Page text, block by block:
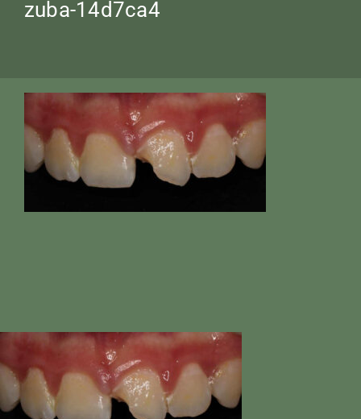
zuba-14d7ca4